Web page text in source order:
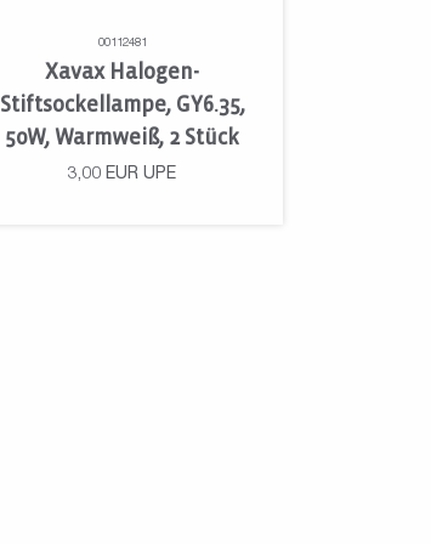
00112481
Xavax Halogen-
Stiftsockellampe, GY6.35,
50W, Warmweiß, 2 Stück
3,00 EUR UPE